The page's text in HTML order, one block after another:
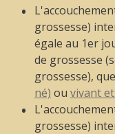
grossesse)
égale au 1er
de grossesse
grossesse),
né) ou vivant
grossesse)